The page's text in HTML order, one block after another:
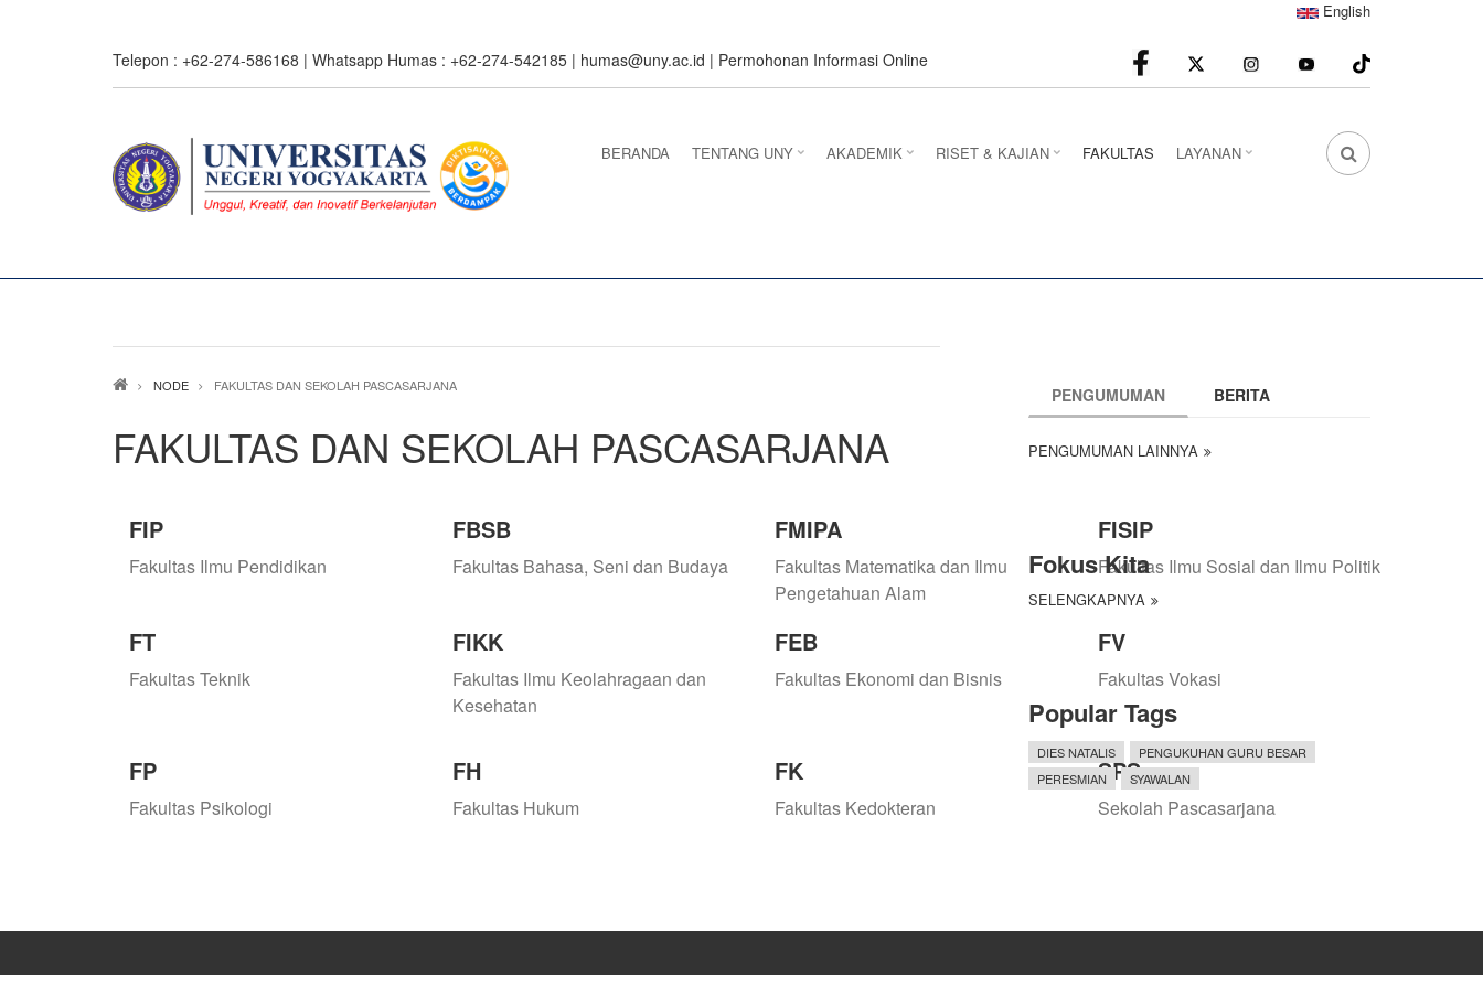
English
Telepon : +62-274-586168 | Whatsapp Humas : +62-274-542185 | humas@uny.ac.id | Permohonan Informasi Online facebook Instagram youtube
FA
BERANDA TENTANG UNY AKADEMIK RISET & KAJIAN FAKULTAS LAYANAN
Breadcrumb
NODE FAKULTAS DAN SEKOLAH PASCASARJANA
FAKULTAS DAN SEKOLAH PASCASARJANA
FIP
Fakultas Ilmu Pendidikan
FBSB
Fakultas Bahasa, Seni dan Budaya
FMIPA
Fakultas Matematika dan Ilmu
Pengetahuan Alam
FISIP
Fakultas Ilmu Sosial dan Ilmu Politik
FT
Fakultas Teknik
FIKK
Fakultas Ilmu Keolahragaan dan
Kesehatan
FEB
Fakultas Ekonomi dan Bisnis
FV
Fakultas Vokasi
FP
Fakultas Psikologi
FH
Fakultas Hukum
FK
Fakultas Kedokteran
SPS
Sekolah Pascasarjana
PENGUMUMAN BERITA
PENGUMUMAN LAINNYA
Fokus Kita
SELENGKAPNYA
Popular Tags
DIES NATALIS
PENGUKUHAN GURU BESAR
PERESMIAN
SYAWALAN